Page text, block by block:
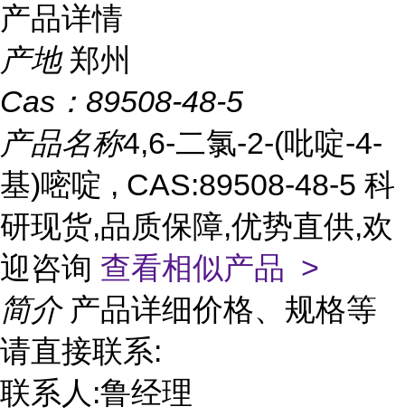
产品详情
产地 郑州
Cas： 89508-48-5
产品名称4,6-二氯-2-(吡啶-4-
基)嘧啶 , CAS:89508-48-5 科
研现货,品质保障,优势直供,欢
迎咨询 查看相似产品 >
简介 产品详细价格、规格等
请直接联系:
联系人:鲁经理